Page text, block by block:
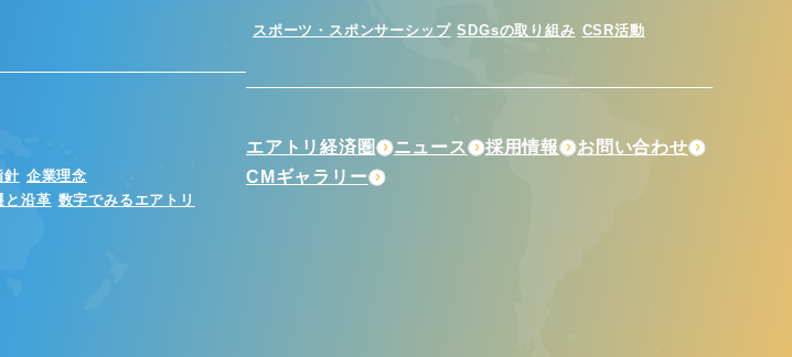
針 企業理念
と沿革 数字でみるエアトリ
スポーツ・スポンサーシップ SDGsの取り組み CSR活動
エアトリ経済圏 ニュース 採用情報
お問い合わせ
CMギャラリー